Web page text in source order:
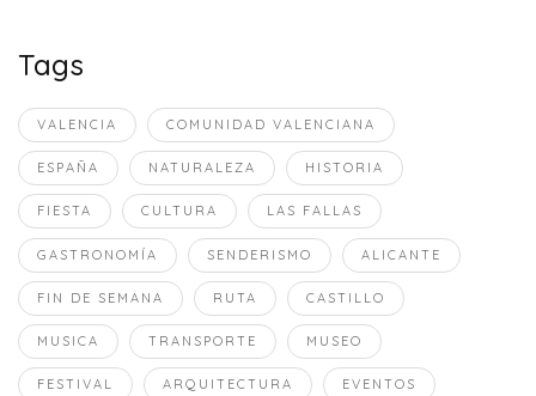
Tags
VALENCIA COMUNIDAD VALENCIANA
ESPAÑA NATURALEZA HISTORIA
FIESTA CULTURA LAS FALLAS
GASTRONOMÍA SENDERISMO ALICANTE
FIN DE SEMANA RUTA CASTILLO
MUSICA TRANSPORTE MUSEO
FESTIVAL ARQUITECTURA EVENTOS